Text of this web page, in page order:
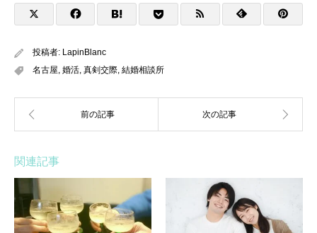
投稿者: LapinBlanc
名古屋 婚活 真剣交際 結婚相談所
関連記事